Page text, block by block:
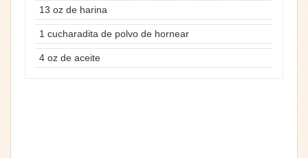
13 oz de harina
1 cucharadita de polvo de hornear
4 oz de aceite